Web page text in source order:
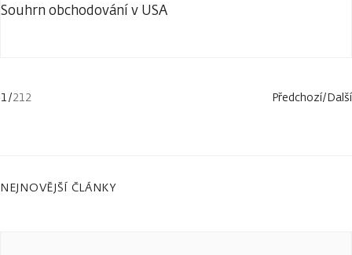
Souhrn obchodování v USA
1/212 Předchozí/Další
NEJNOVĚJŠÍ ČLÁNKY